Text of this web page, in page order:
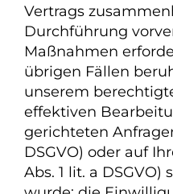
Vertrags
Durchführung
Maßnahmen
übrigen Fällen
unserem
effektiven
gerichteten
DSGVO) oder auf
Abs. 1 lit. a